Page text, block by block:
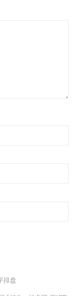
排盘